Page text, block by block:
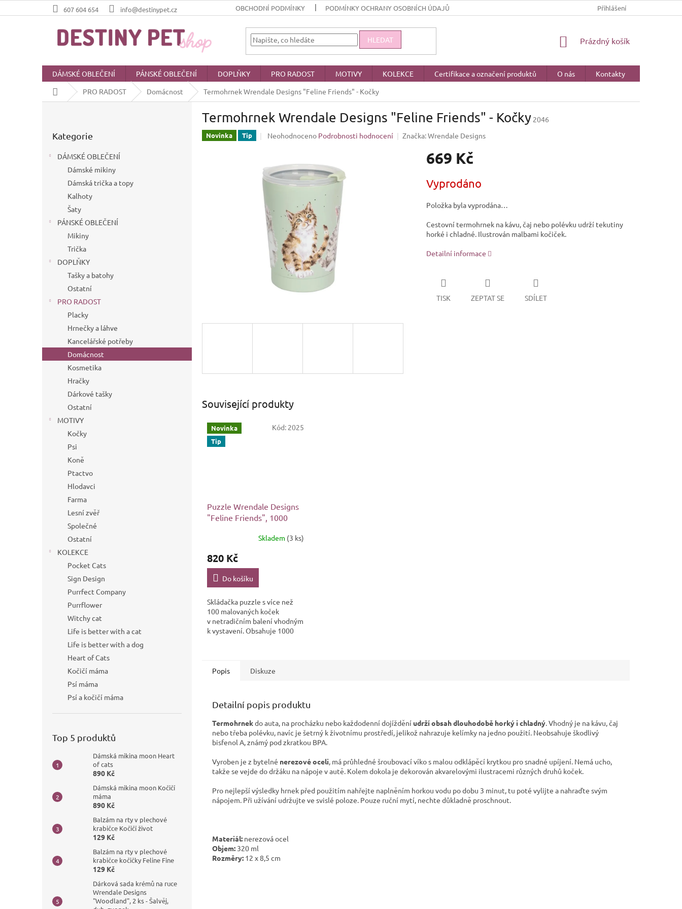
na
607 604 654 info@destinypet.cz OBCHODNÍ PODMÍNKY PODMÍNKY OCHRANY OSOBNÍCH ÚDAJŮ Přihlášení
HLEDAT
NÁKUPNÍ
Prázdný košík
DÁMSKÉ OBLEČENÍ PÁNSKÉ OBLEČENÍ DOPLŇKY PRO RADOST MOTIVY KOLEKCE Certifikace a označení produktů O nás
Kontakty
Domů
PRO RADOST Domácnost Termohrnek Wrendale Designs "Feline Friends" - Kočky
kategorie
Kategorie
DÁMSKÉ OBLEČENÍ
Dámské mikiny
Dámská trička a topy
Kalhoty
Šaty
PÁNSKÉ OBLEČENÍ
Mikiny
Trička
DOPLŇKY
Tašky a batohy
Ostatní
PRO RADOST
Placky
Hrnečky a láhve
Kancelářské potřeby
Domácnost
Kosmetika
Hračky
Dárkové tašky
Ostatní
MOTIVY
Kočky
Psi
Koně
Ptactvo
Hlodavci
Farma
Lesní zvěř
Společné
Ostatní
KOLEKCE
Pocket Cats
Sign Design
Purrfect Company
Purrflower
Witchy cat
Life is better with a cat
Life is better with a dog
Heart of Cats
Kočičí máma
Psí máma
Psí a kočičí máma
Top 5 produktů
Dámská mikina moon Heart
of cats
890 Kč
Dámská mikina moon Kočičí
máma
890 Kč
Balzám na rty v plechové
krabičce Kočičí život
129 Kč
Balzám na rty v plechové
krabičce kočičky Feline Fine
129 Kč
Dárková sada krémů na ruce
Wrendale Designs
"Woodland", 2 ks - Šalvěj,
Termohrnek Wrendale Designs "Feline Friends" - Kočky 2046
Novinka Tip
Průměrné
0,0
z
Neohodnoceno Podrobnosti hodnocení Značka:Wrendale Designs
669 Kč
cena:
Vyprodáno
Položka byla vyprodána…
Cestovní termohrnek na kávu, čaj nebo polévku udrží tekutiny
horké i chladné. Ilustrován malbami kočiček.
Detailní informace
TISK ZEPTAT SE SDÍLET
Související produkty
Novinka
Tip
Puzzle Wrendale Designs
"Feline Friends", 1000
Skladem (3 ks)
820 Kč
Do košíku
Skládačka puzzle s více než
100 malovaných koček
v netradičním balení vhodným
k vystavení. Obsahuje 1000
Kód: 2025
Popis Diskuze
Detailní popis produktu
Termohrnekdo auta, na procházku nebo každodenní dojíždění udrží obsah dlouhodobě horký i chladný . Vhodný je na kávu, čaj
nebo třeba polévku, navíc je šetrný k životnímu prostředí, jelikož nahrazuje kelímky na jedno použití. Neobsahuje škodlivý
bisfenol A, známý pod zkratkou BPA.
Vyroben je z bytelné nerezové oceli , má průhledné šroubovací víko s malou odklápěcí krytkou pro snadné upíjení. Nemá ucho,
takže se vejde do držáku na nápoje v autě. Kolem dokola je dekorován akvarelovými ilustracemi různých druhů koček.
Pro nejlepší výsledky hrnek před použitím nahřejte naplněním horkou vodu po dobu 3 minut, tu poté vylijte a nahraďte svým
nápojem. Při užívání udržujte ve svislé poloze. Pouze ruční mytí, nechte důkladně proschnout.
Materiál: nerezová ocel
Objem: 320 ml
Rozměry: 12 x 8,5 cm